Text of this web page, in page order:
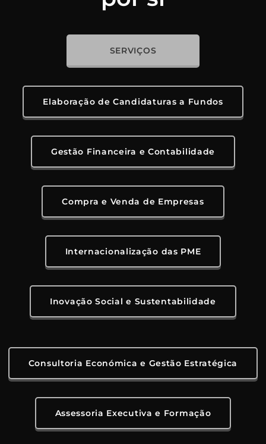
SERVIÇOS
Elaboração de Candidaturas a Fundos
Gestão Financeira e Contabilidade
Compra e Venda de Empresas
Internacionalização das PME
Inovação Social e Sustentabilidade
Consultoria Económica e Gestão Estratégica
Assessoria Executiva e Formação